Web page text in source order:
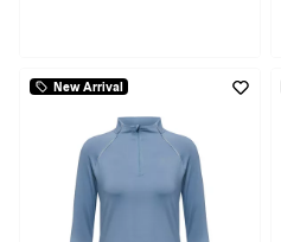
New Arrival